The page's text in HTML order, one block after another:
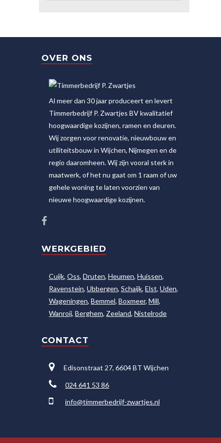
OVER ONS
Al meer dan 30 jaar produceert en levert
Timmerbedrijf P. Zwartjes BV kwalitatief
hoogwaardige kozijnen, ramen en deuren.
Wij zorgen voor renovatie, nieuwbouw en
utiliteitsbouw in Wijchen, Nijmegen en de
regio daaromheen. Wij zijn vooral sterk in
maatwerk, of het nu gaat om 1 raam of uw
gehele woning te laten voorzien van
nieuwe hoogwaardige kozijnen.
WERKGEBIED
Cuijk, Oss, Druten, Heumen, Huissen,
Ravenstein, Ubbergen, Schaijk, Elst, Uden,
Wageningen, Bemmel, Boxmeer, Mill,
Wanroij, Berghem, Zeeland, Nistelrode
CONTACT
Edisonstraat 27, 6604 BT Wijchen
024 641 53 86
info@timmerbedrijf-zwartjes.nl